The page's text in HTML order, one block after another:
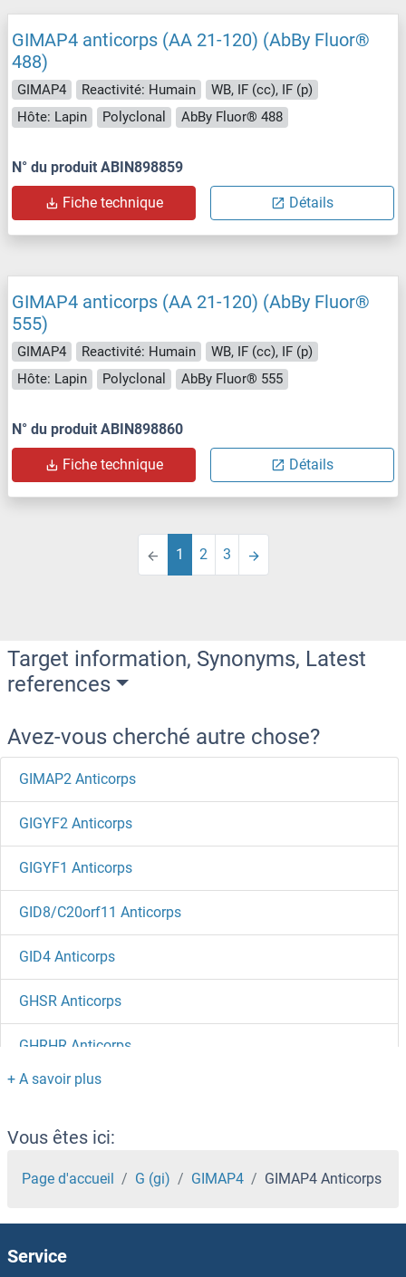
GIMAP4 anticorps (AA 21-120) (AbBy Fluor®
488)
GIMAP4 Reactivité: Humain
WB, IF (cc), IF (p)
Hôte: Lapin
Polyclonal AbBy Fluor® 488
N° du produit ABIN898859
Fiche technique Détails
GIMAP4 anticorps (AA 21-120) (AbBy Fluor®
555)
GIMAP4 Reactivité: Humain
WB, IF (cc), IF (p)
Hôte: Lapin
Polyclonal AbBy Fluor® 555
N° du produit ABIN898860
Fiche technique Détails
1 2 3
Target information, Synonyms, Latest
references
Avez-vous cherché autre chose?
GIMAP2 Anticorps
GIGYF2 Anticorps
GIGYF1 Anticorps
GID8/C20orf11 Anticorps
GID4 Anticorps
GHSR Anticorps
GHRHR Anticorps
GHRH Anticorps
Ghrelin Anticorps
GHITM Anticorps
GHDC Anticorps
GGTLC2 Anticorps
Vous êtes ici:
Page d'accueil G (gi) GIMAP4 GIMAP4 Anticorps
Service